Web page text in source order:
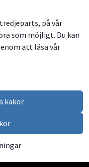
på vår
som möjligt. Du kan
att läsa vår
kakor